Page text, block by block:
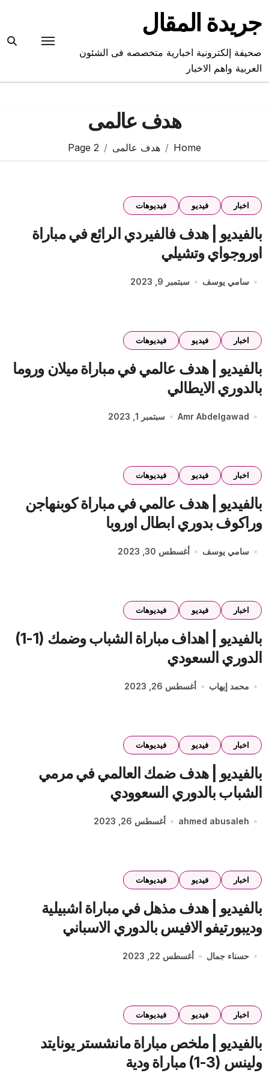
content
جريدة المقال
صحيفة إلكترونية اخبارية متخصصه فى الشئون
العربية واهم الاخبار
هدف عالمى
Home هدف عالمى Page 2
اخبار فيديو فيديوهات
بالفيديو | هدف فالفيردي الرائع في مباراة
اوروجواي وتشيلي
سامي يوسف سبتمبر 9, 2023
اخبار فيديو فيديوهات
بالفيديو | هدف عالمي في مباراة ميلان وروما
بالدوري الايطالي
Amr Abdelgawad سبتمبر 1, 2023
اخبار فيديو فيديوهات
بالفيديو | هدف عالمي في مباراة كوبنهاجن
وراكوف بدوري ابطال اوروبا
سامي يوسف أغسطس 30, 2023
اخبار فيديو فيديوهات
بالفيديو | اهداف مباراة الشباب وضمك (1-1)
الدوري السعودي
محمد إيهاب أغسطس 26, 2023
اخبار فيديو فيديوهات
بالفيديو | هدف ضمك العالمي في مرمي
الشباب بالدوري السعوودي
ahmed abusaleh أغسطس 26, 2023
اخبار فيديو فيديوهات
بالفيديو | هدف مذهل في مباراة اشبيلية
وديبورتيفو الافيس بالدوري الاسباني
حسناء جمال أغسطس 22, 2023
اخبار فيديو فيديوهات
بالفيديو | ملخص مباراة مانشستر يونايتد
ولينس (3-1) مباراة ودية